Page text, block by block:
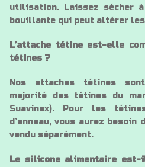
utilisation. Laissez sécher
bouillante qui peut altérer
L’attache tétine est-elle
tétines ?
Nos attaches tétines
majorité des tétines du
Suavinex). Pour les
d’anneau, vous aurez besoin
vendu séparément.
Le silicone alimentaire est-